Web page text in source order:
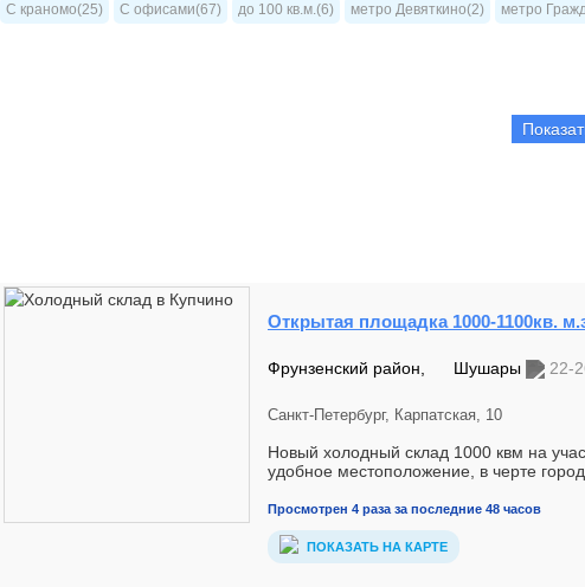
С краномо(25) С офисами(67) до 100 кв.м.(6) метро Девяткино(2) метро
Открытая площадка 1000-1100кв.
Фрунзенский район, Шушары 22-
Санкт-Петербург, Карпатская, 10
Hoвый xoлoдный cклад 1000 квм на
удобное местоположение, в черте
Просмотрен 4 раза за последние 48 часов
ПОКАЗАТЬ НА КАРТЕ